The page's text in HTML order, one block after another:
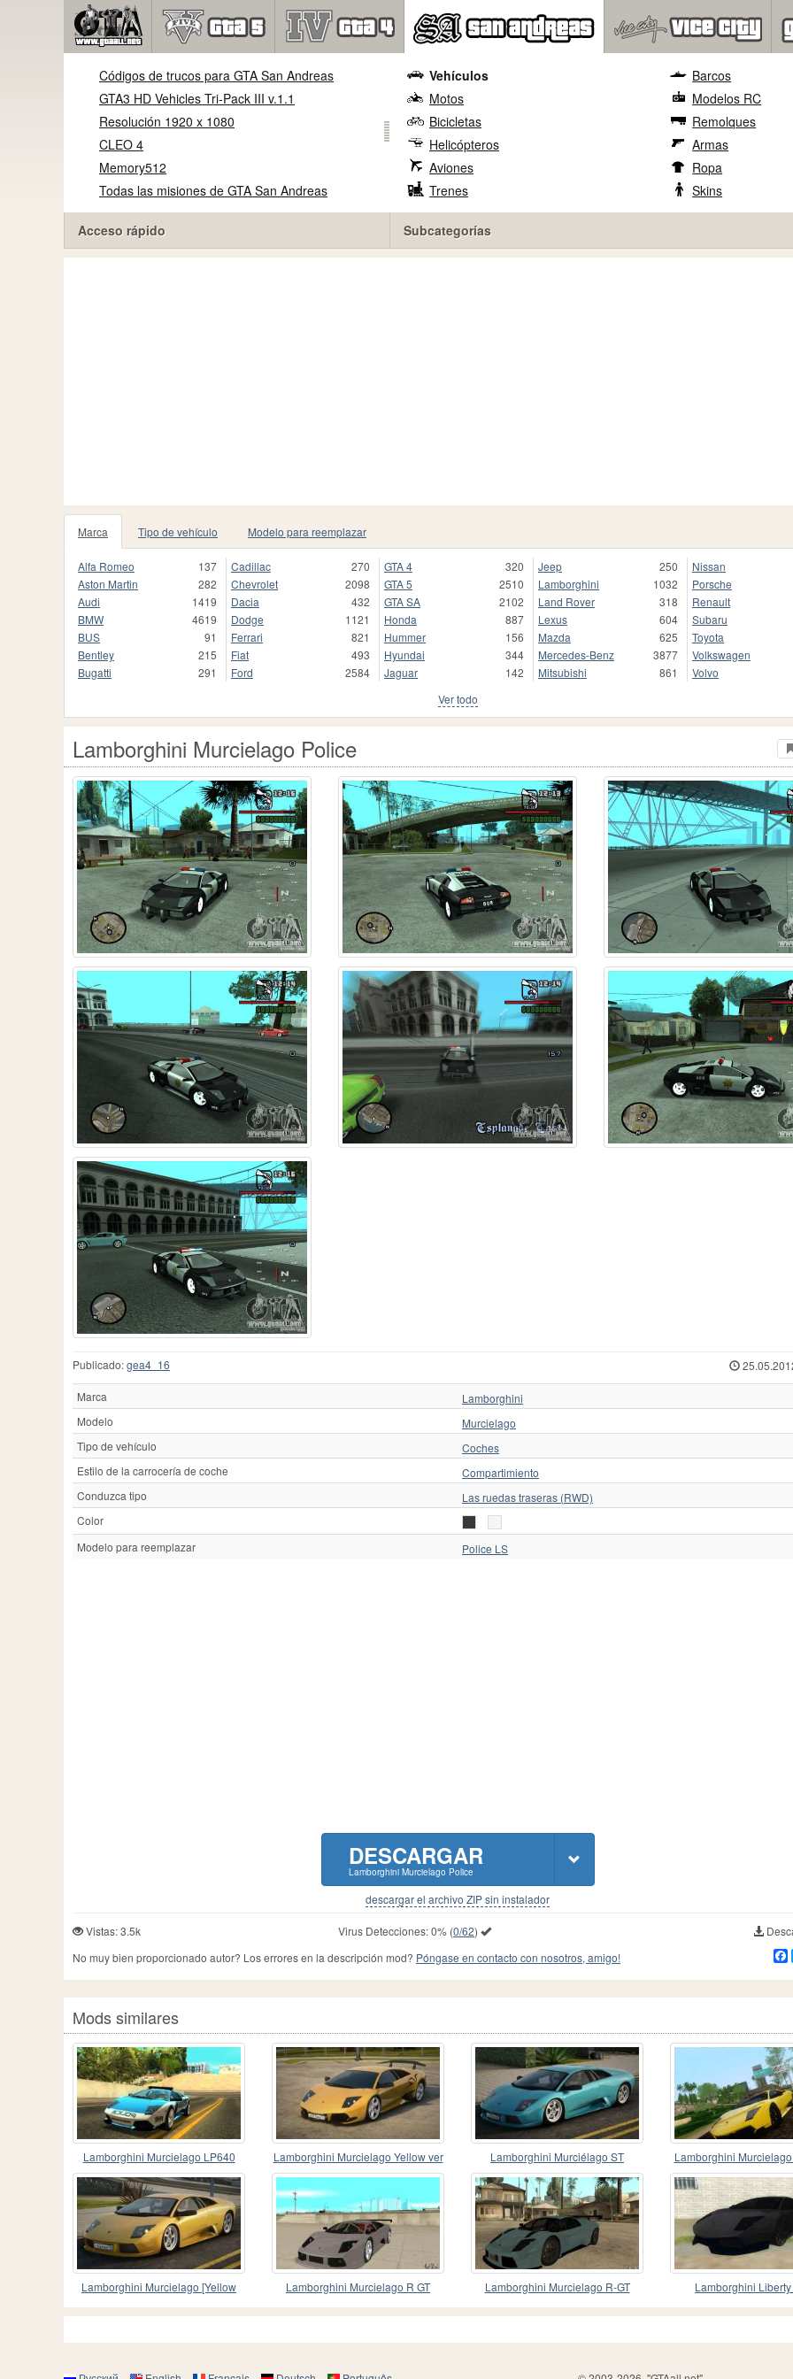
Códigos de trucos para GTA San Andreas
GTA3 HD Vehicles Tri-Pack III v.1.1
Resolución 1920 x 1080
CLEO 4
Memory512
Todas las misiones de GTA San Andreas
Acceso rápido
Vehículos
Motos
Bicicletas
Helicópteros
Aviones
Trenes
Barcos
Modelos RC
Remolques
Armas
Ropa
Skins
Subcategorías
Marca Tipo de vehículo Modelo para reemplazar
Alfa Romeo
137
Aston Martin
282
Audi
1419
BMW
4619
BUS
91
Bentley
215
Bugatti
291
Cadillac
270
Chevrolet
2098
Dacia
432
Dodge
1121
Ferrari
821
Fiat
493
Ford
2584
GTA 4
320
GTA 5
2510
GTA SA
2102
Honda
887
Hummer
156
Hyundai
344
Jaguar
142
Jeep
250
Lamborghini
1032
Land Rover
318
Lexus
604
Mazda
625
Mercedes-Benz
3877
Mitsubishi
861
Nissan
Porsche
Renault
Subaru
Toyota
Volkswagen
Volvo
Ver todo
Lamborghini Murcielago Police
Publicado:gea4_16
Marca
Lamborghini
Modelo
Murcielago
Tipo de vehículo
Coches
Estilo de la carrocería de coche
Compartimiento
Conduzca tipo
Las ruedas traseras (RWD)
Color
Modelo para reemplazar
Police LS
DESCARGAR
Lamborghini Murcielago Police
descargar el archivo ZIP sin instalador
Vistas: 3.5k Virus Detecciones:0%(0/62)
No muy bien proporcionado autor? Los errores en la descripción mod? Póngase en contacto con nosotros, amigo!
Mods similares
Lamborghini Murcielago LP640
Police V1.0
Lamborghini Murcielago Yellow ver Lamborghini Murciélago ST
Lamborghini
SuperVeloce
Lamborghini Murcielago [Yellow
Lamborghini Murcielago R GT Lamborghini Murcielago R-GT Lamborghini